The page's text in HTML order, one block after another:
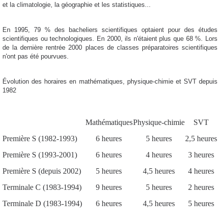
et la climatologie, la géographie et les statistiques...
En 1995, 79 % des bacheliers scientifiques optaient pour des études
scientifiques ou technologiques.
En 2000, ils n'étaient plus que 68 %.
Lors
de la dernière rentrée 2000 places de classes préparatoires scientifiques
n'ont pas été pourvues.
Évolution des horaires en mathématiques, physique-chimie et SVT depuis
1982
MathématiquesPhysique-chimie
SVT
Première S (1982-1993)
6 heures 5 heures
2,5 heures
Première S (1993-2001)
6 heures 4 heures
3 heures
Première S (depuis 2002)
5 heures 4,5 heures
4 heures
Terminale C (1983-1994)
9 heures 5 heures
2 heures
Terminale D (1983-1994)
6 heures 4,5 heures
5 heures